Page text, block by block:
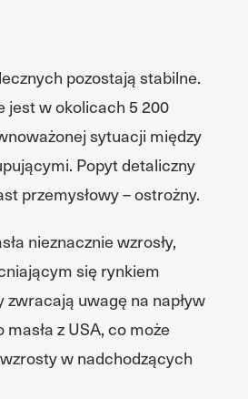
pozostają stabilne.
jest w okolicach 5 200
sytuacji między
Popyt detaliczny
przemysłowy – ostrożny.
nieznacznie wzrosły,
się rynkiem
zwracają uwagę na napływ
z USA, co może
w nadchodzących